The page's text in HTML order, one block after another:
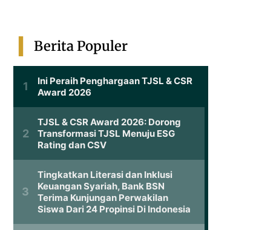
Berita Populer